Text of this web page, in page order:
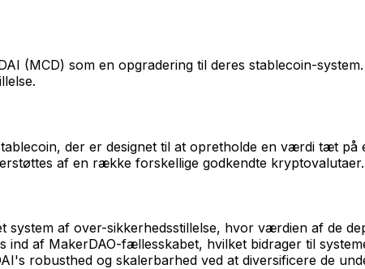
(MCD) som en opgradering til deres stablecoin-
der er designet til at opretholde en værdi tæt
af en række forskellige godkendte kryptovalutaer.
system af over-sikkerhedsstillelse, hvor værdien af de
ind af MakerDAO-fællesskabet, hvilket bidrager til
robusthed og skalerbarhed ved at diversificere de